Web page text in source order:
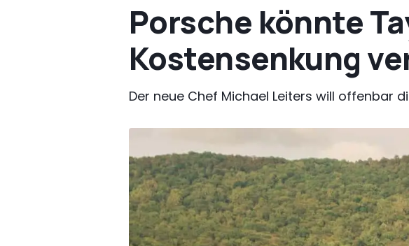
Porsche könnte
Kostensenkung
Der neue Chef Michael Leiters will offenbar